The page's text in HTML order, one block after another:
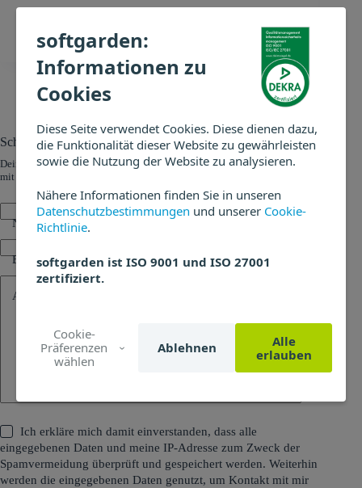
softgarden:
Informationen zu
Cookies
Diese Seite verwendet Cookies. Diese dienen dazu,
die Funktionalität dieser Website zu gewährleisten
sowie die Nutzung der Website zu analysieren.
Nähere Informationen finden Sie in unseren
Datenschutzbestimmungen und unserer Cookie-
Richtlinie.
softgarden ist ISO 9001 und ISO 27001
zertifiziert.
Cookie-
Präferenzen
wählen
Ablehnen
Alle
erlauben
Schreibe einen Kommentar
Deine E-Mail-Adresse wird nicht veröffentlicht. Erforderliche Felder sind
mit
Name*
E-Mail*
Add Comment
Ich erkläre mich damit einverstanden, dass alle
eingegebenen Daten und meine IP-Adresse zum Zweck der
Spamvermeidung überprüft und gespeichert werden. Weiterhin
werden die eingegebenen Daten genutzt, um Kontakt mit mir